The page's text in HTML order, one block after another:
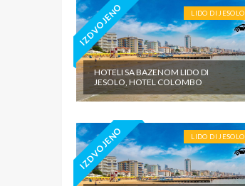
IZDVOJENO LIDO DI JESOLO
HOTELI SA BAZENOM LIDO DI
JESOLO, HOTEL COLOMBO
IZDVOJENO LIDO DI JESOLO